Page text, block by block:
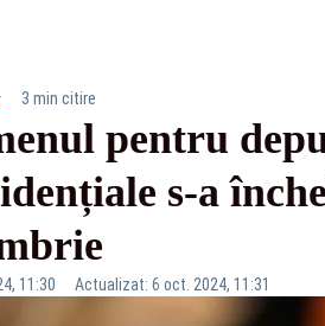
3 min citire
pentru
s-a
11:30 Actualizat: 6 oct. 2024, 11:31